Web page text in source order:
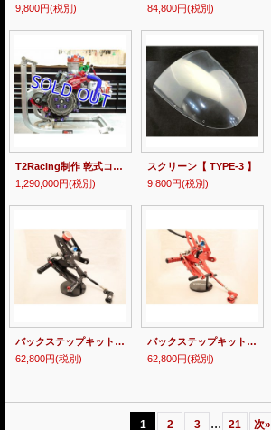
9,800円(税別)
84,800円(税別)
T2Racing制作 乾式コンプリートエンジン 【 MC28 】
1,290,000円(税別)
スクリーン【 TYPE-3 】
9,800円(税別)
バックステップキット 【 MC28 】
62,800円(税別)
バックステップキット 【 MC21 】
62,800円(税別)
1 2 3 ... 21 次»